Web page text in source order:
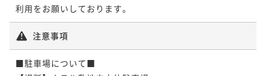
利用をお願いしております。
注意事項
■駐車場について■